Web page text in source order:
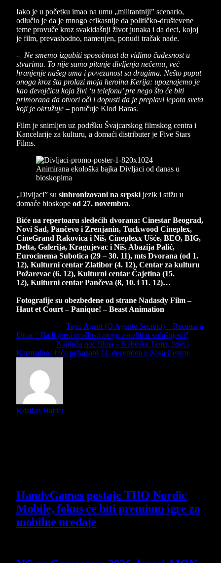
Iako je u početku imao na umu „militantniji” scenario,
odlučio je da je mnogo efikasnije da političko-društevene
teme provuče kroz svakidašnji život junaka i da deci, kojoj
je film, prevashodno, namenjen, ponudi tračak nade.
– Ne smemo izgubiti sposobnost da vidimo čudesnost u
stvarima. To nije samo pitanje divljenja nečemu, već
hranjenje našeg uma i povezanost sa drugima. Nešto poput
onoga kroz šta prolazi moja heroina Kerija: upoznajemo je
kao devojčicu koja živi ‘u telefonu’ pre nego što će biti
primorana da otvori oči i dopusti da je preplavi lepota sveta
koji je okružuje – poručuje Klod Baras.
Film je snimljen uz podršku Švajcarskog filmskog centra i
Kancelarije za kulturu, a domaći distributer je Five Stars
Films.
„Divljaci” su sinhronizovani na srpski jezik i stižu u
domaće bioskope od 27. novembra.
Biće na repertoaru sledećih dvorana: Cinestar Beograd,
Novi Sad, Pančevo i Zrenjanin, Tuckwood Cineplex,
CineGrand Rakovica i Niš, Cineplexx Ušće, BEO, BIG,
Delta, Galerija, Kragujevac i Niš, Abazija Palić,
Eurocinema Subotica (29 – 30. 11), mts Dvorana (od 1.
12), Kulturni centar Zlatibor (4. 12), Centar za kulturu
Požarevac (6. 12), Kulturni centar Čajetina (15.
12), Kulturni centar Pančeva (8, 10. i 11. 12)…
Fotografije su obezbeđene od strane Nadasdy Film –
Haut et Court – Panique! – Beast Animation
Tajni Agent (O Agente Secreto) – Recenzija
filma – Da li gresi prošlosti mogu zaceliti u sadašnjosti?
Najduža noć filma – Nebeska Tema, Izlet i
Karmadona biće prikazani 21. decembra u Sava Centru
Kristian Hajder
HandyGames postaje THQ Nordic
Mobile, fokus će biti premium igre za
mobilne uređaje